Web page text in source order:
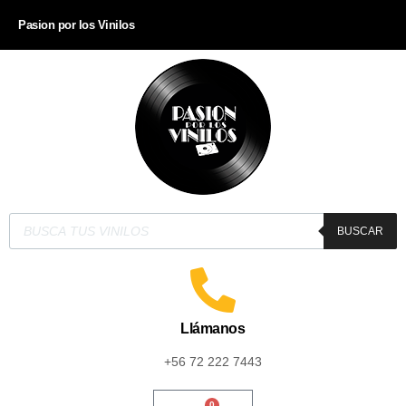
Pasion por los Vinilos
BUSCAR
Llámanos
+56 72 222 7443